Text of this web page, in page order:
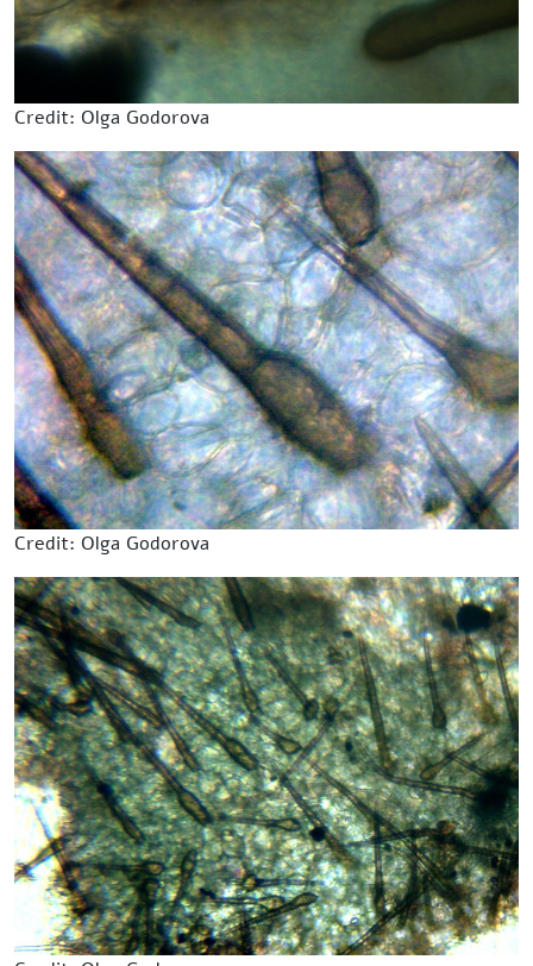
Credit: Olga Godorova
Credit: Olga Godorova